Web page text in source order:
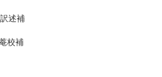
述補
校補